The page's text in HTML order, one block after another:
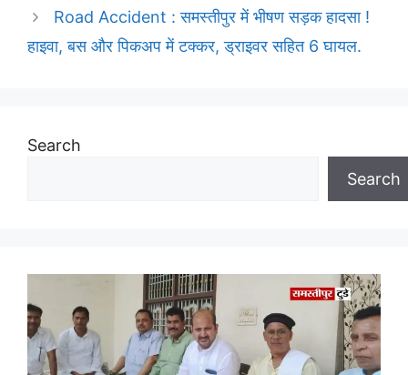
Road Accident : समस्तीपुर में भीषण सड़क हादसा !
हाइवा, बस और पिकअप में टक्कर, ड्राइवर सहित 6 घायल.
Search
Search